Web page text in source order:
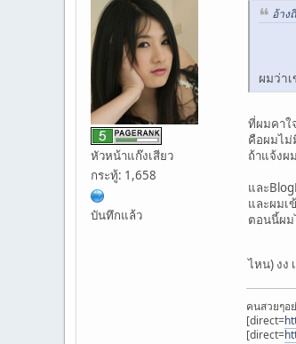
หัวหน้าแก๊งเสียว
กระทู้: 1,658
บันทึกแล้ว
อ้าง
ผมว่า
ที่ผมคาใ
คือผมไม่
ถ้าแจ้งผ
และ
และผมเ
ตอนนี้ผม
ไหน) งง
คนสวยๆอ
[direct=
[direct=